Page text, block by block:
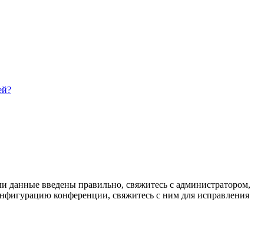
данные введены правильно, свяжитесь с администратором,
конференции, свяжитесь с ним для исправления